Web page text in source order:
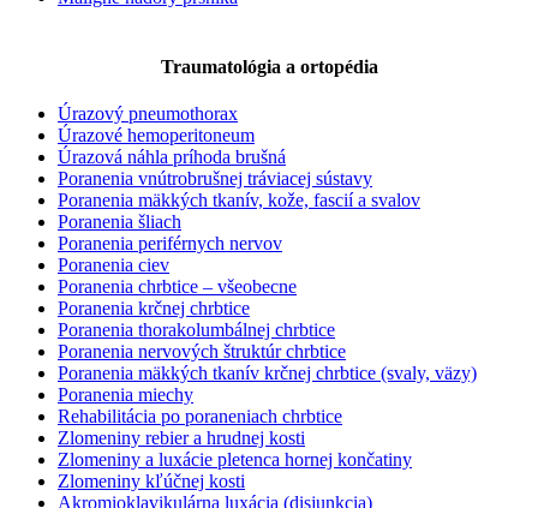
Traumatológia a ortopédia
Úrazový pneumothorax
Úrazové hemoperitoneum
Úrazová náhla príhoda brušná
Poranenia vnútrobrušnej tráviacej sústavy
Poranenia mäkkých tkanív, kože, fascií a svalov
Poranenia šliach
Poranenia periférnych nervov
Poranenia ciev
Poranenia chrbtice – všeobecne
Poranenia krčnej chrbtice
Poranenia thorakolumbálnej chrbtice
Poranenia nervových štruktúr chrbtice
Poranenia mäkkých tkanív krčnej chrbtice (svaly, väzy)
Poranenia miechy
Rehabilitácia po poraneniach chrbtice
Zlomeniny rebier a hrudnej kosti
Zlomeniny a luxácie pletenca hornej končatiny
Zlomeniny kľúčnej kosti
Akromioklavikulárna luxácia (disjunkcia)